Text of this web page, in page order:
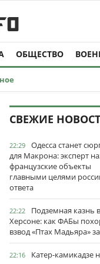
ОБЩЕСТВО
СВЕЖИЕ
22:29
Одесса станет
для Макрона: эксперт
французские объекты
главными целями
ответа
22:22
Подземная казнь в
Херсоне: как ФАБы
взвод «Птах Мадьяра»
22:16
Катер-камикадзе